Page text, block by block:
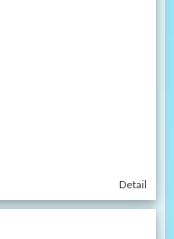
Detail